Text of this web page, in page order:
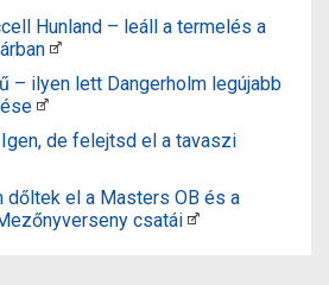
Hunland – leáll a termelés a
– ilyen lett Dangerholm legújabb
de felejtsd el a tavaszi
el a Masters OB és a
csatái